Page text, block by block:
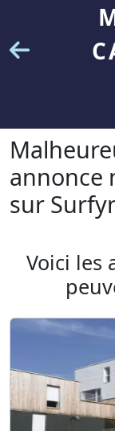
annonce
sur
Voici les